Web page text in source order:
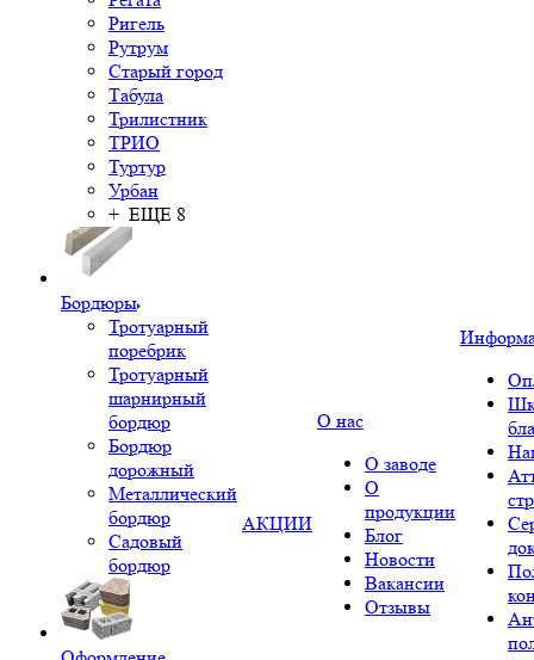
Ригель
Рутрум
Старый город
Табула
Трилистник
ТРИО
Туртур
Урбан
+ ЕЩЕ 8
Бордюры
Тротуарный
поребрик
Тротуарный
шарнирный
бордюр
Бордюр
дорожный
Металлический
бордюр
Садовый
бордюр
АКЦИИ
О нас
О заводе
О
продукции
Блог
Новости
Вакансии
Отзывы